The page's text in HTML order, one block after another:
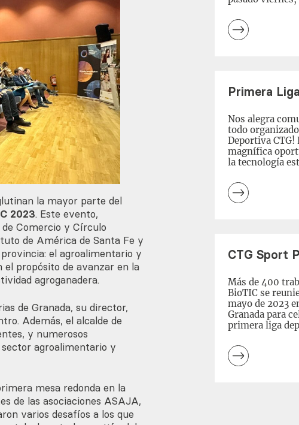
la mayor parte del
2023. Este evento,
Comercio y Círculo
de América de Santa Fe y
el agroalimentario y
el propósito de avanzar en la
agroganadera.
de Granada, su director,
Además, el alcalde de
y numerosos
agroalimentario y
mesa redonda en la
de las asociaciones ASAJA,
varios desafíos a los que
CajaGranada
10+1/11 para
allegados e
Primera
Nos alegra
todo
Deportiva
magnífica
la tecnología
Futbol 7 y
fase de grupos
evento final.
CTG Sport
Más de 400
BioTIC se
mayo de 2023
Granada para
primera liga
fue todo un
las 15:00h con